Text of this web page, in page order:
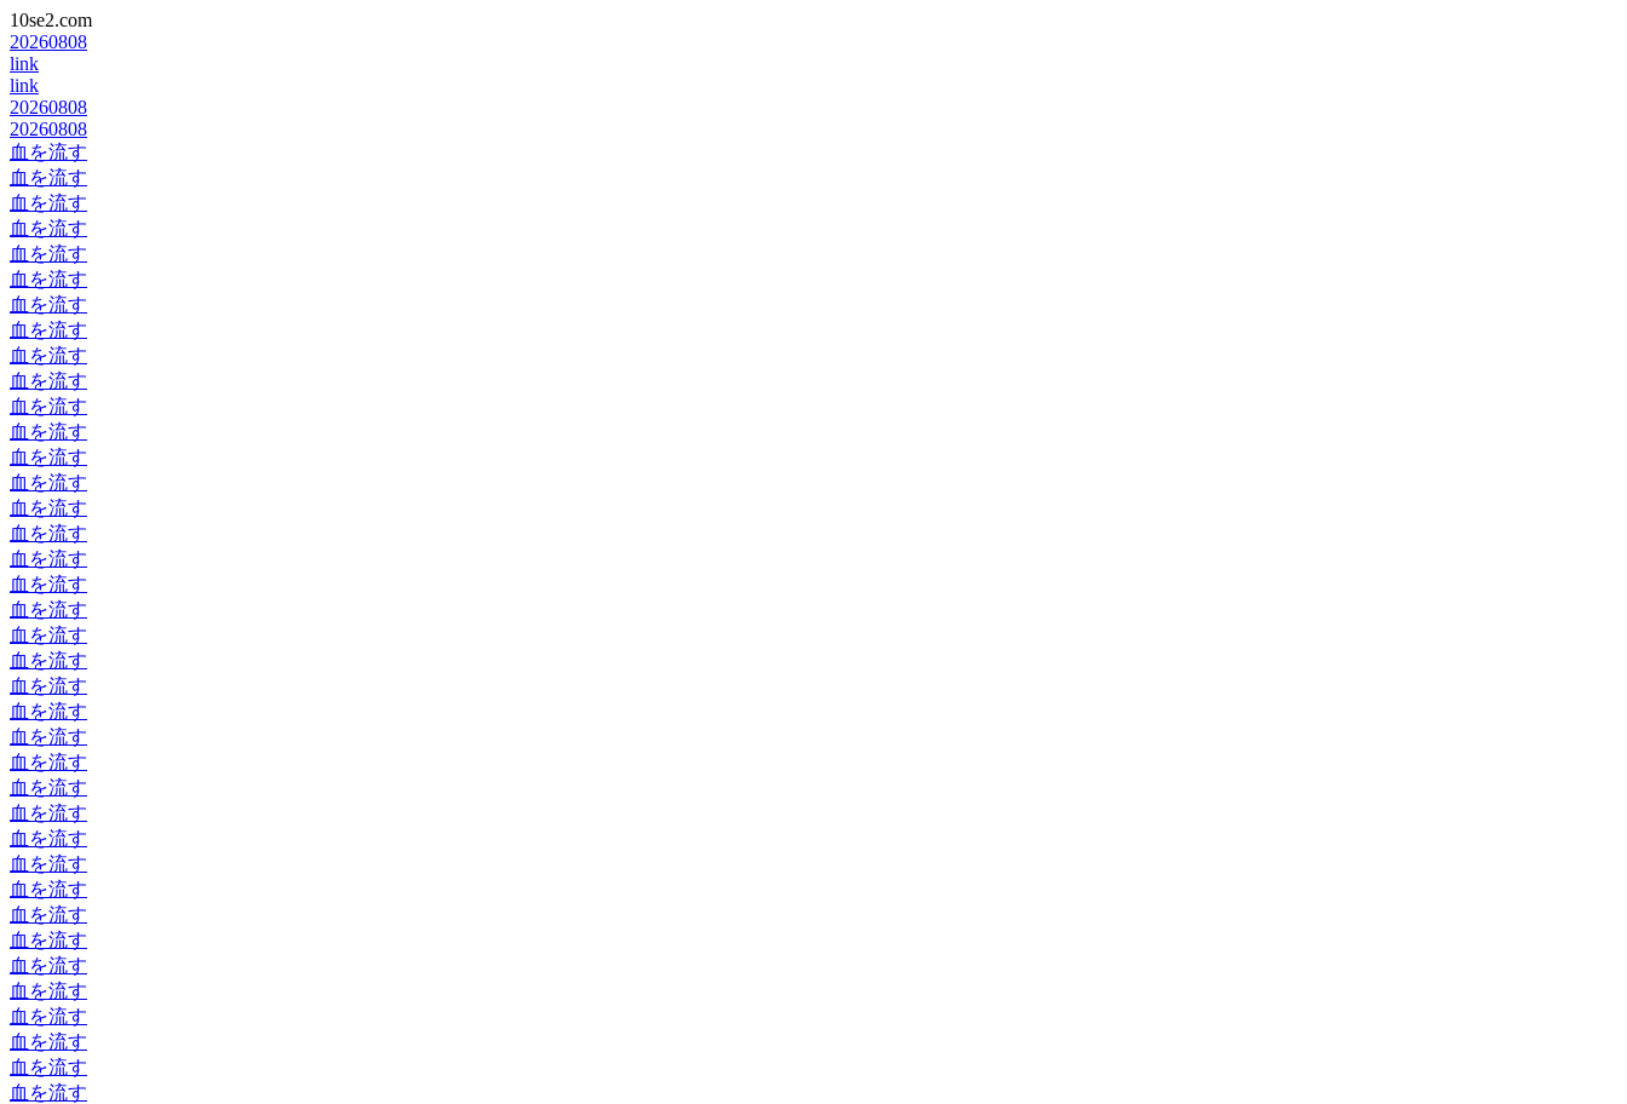
10se2.com
20260808
link
link
20260808
20260808
血を流す
血を流す
血を流す
血を流す
血を流す
血を流す
血を流す
血を流す
血を流す
血を流す
血を流す
血を流す
血を流す
血を流す
血を流す
血を流す
血を流す
血を流す
血を流す
血を流す
血を流す
血を流す
血を流す
血を流す
血を流す
血を流す
血を流す
血を流す
血を流す
血を流す
血を流す
血を流す
血を流す
血を流す
血を流す
血を流す
血を流す
血を流す